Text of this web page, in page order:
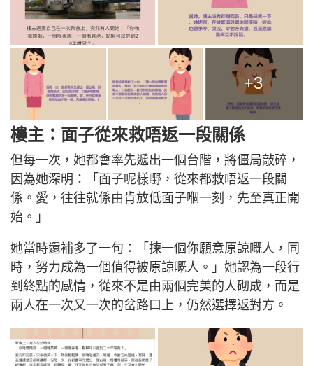
+3
樓主：面子從來救唔返一段關係
但每一次，她都會率先遞出一個台階，將僵局敲碎，
因為她深明：「面子呢樣嘢，從來都救唔返一段關
係。愛，往往就係由肯放低面子嗰一刻，先至真正開
始。」
她當時還補多了一句：「揀一個你願意原諒嘅人，同
時，努力成為一個值得被原諒嘅人。」她認為一段行
到終點的感情，從來不是由兩個完美的人砌成，而是
兩人在一次又一次的岔路口上，仍然選擇返對方。